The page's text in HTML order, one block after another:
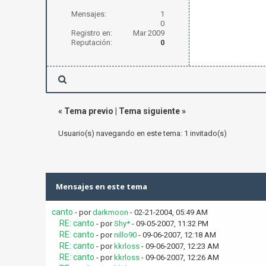
Mensajes:
1
0
Registro en:
Mar 2009
Reputación:
0
« Tema previo Tema siguiente»
Usuario(s) navegando en este tema: 1 invitado(s)
Mensajes en este tema
canto - pordarkmoon - 02-21-2004, 05:49 AM
RE: canto - porShy*- 09-05-2007, 11:32 PM
RE: canto - pornillo90- 09-06-2007, 12:18 AM
RE: canto - por kkrloss- 09-06-2007, 12:23 AM
RE: canto - por kkrloss- 09-06-2007, 12:26 AM